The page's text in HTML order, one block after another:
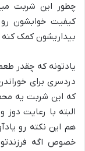
چطور این شربت
کیفیت خوابشون
بیداریشون کمک کنه
یادتونه که چقدر
دردسری برای
البته با رعایت
هم این نکته رو
خصوص اگه